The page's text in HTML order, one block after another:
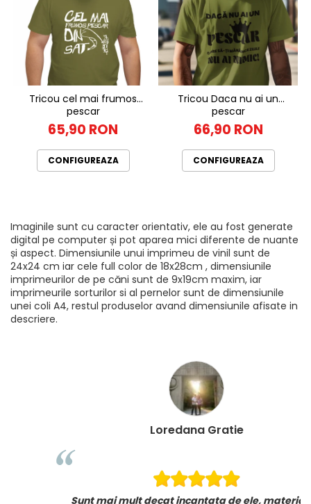
Tricou cel mai frumos
pescar
65,90 RON
CONFIGUREAZA
Tricou Daca nu ai un
pescar
66,90 RON
CONFIGUREAZA
Imaginile sunt cu caracter orientativ, ele au fost generate
digital pe computer și pot aparea mici diferente de nuante
și aspect. Dimensiunile unui imprimeu de vinil sunt de
24x24 cm iar cele full color de 18x28cm , dimensiunile
imprimeurilor de pe căni sunt de 9x19cm maxim, iar
imprimeurile sorturilor si al pernelor sunt de dimensiunile
unei coli A4, restul produselor avand dimensiunile afisate in
descriere.
Loredana Gratie
Sunt mai mult decat incantata de ele, materialele